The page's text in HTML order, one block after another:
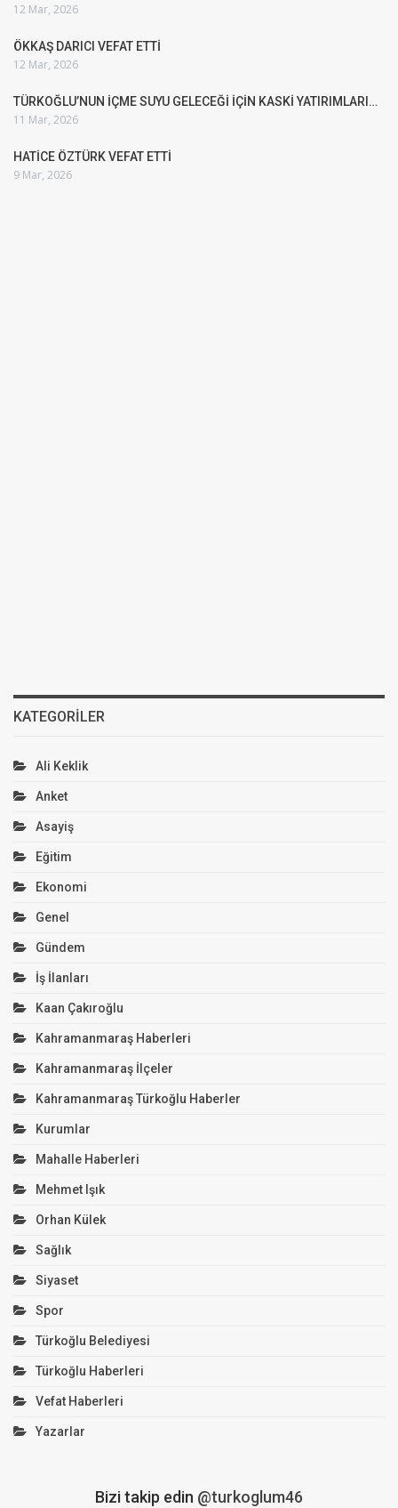
12 Mar, 2026
ÖKKAŞ DARICI VEFAT ETTİ
12 Mar, 2026
TÜRKOĞLU’NUN İÇME SUYU GELECEĞİ İÇİN KASKİ YATIRIMLARI…
11 Mar, 2026
HATİCE ÖZTÜRK VEFAT ETTİ
9 Mar, 2026
KATEGORILER
Ali Keklik
Anket
Asayiş
Eğitim
Ekonomi
Genel
Gündem
İş İlanları
Kaan Çakıroğlu
Kahramanmaraş Haberleri
Kahramanmaraş İlçeler
Kahramanmaraş Türkoğlu Haberler
Kurumlar
Mahalle Haberleri
Mehmet Işık
Orhan Külek
Sağlık
Siyaset
Spor
Türkoğlu Belediyesi
Türkoğlu Haberleri
Vefat Haberleri
Yazarlar
Bizi takip edin @turkoglum46